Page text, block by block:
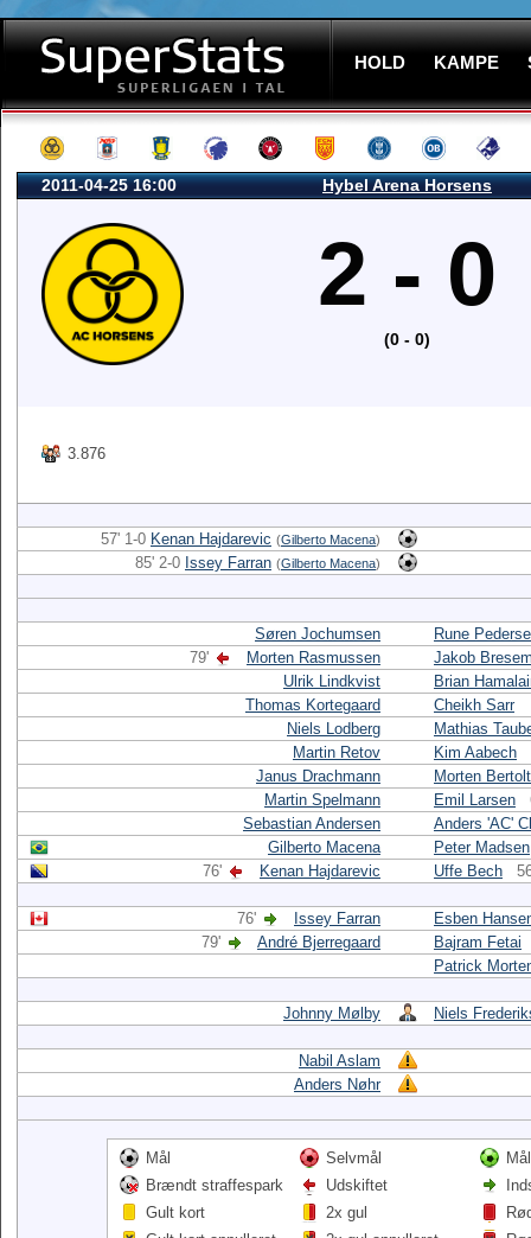
HOLD KAMPE
2011-04-25 16:00 Hybel Arena Horsens
2 - 0
(0 - 0)
3.876
57' 1-0 Kenan Hajdarevic (Gilberto Macena)
85' 2-0 Issey Farran (Gilberto Macena)
Søren Jochumsen
Rune
79'
Morten Rasmussen
Jakob
Ulrik Lindkvist
Brian
Thomas Kortegaard
Cheikh Sarr
Niels Lodberg
Mathias
Martin Retov
Kim Aabech
Janus Drachmann
Morten Bertolt
Martin Spelmann
Emil Larsen
Sebastian Andersen
Anders 'AC'
Gilberto Macena
Peter Madsen
76'
Kenan Hajdarevic Uffe Bech
76' Issey Farran
Esben
79'
André Bjerregaard
Bajram Fetai
Patrick
Johnny Mølby Niels
Nabil Aslam
Anders Nøhr
Mål Selvmål
Brændt straffespark
Udskiftet
Gult kort
2x gul